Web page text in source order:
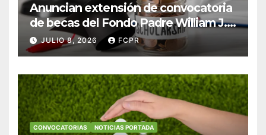
Anuncian extensión de convocatoria
de becas del Fondo Padre William J.
Hendricks, SJ para estudiantes del
Colegio San Ignacio
JULIO 8, 2026 FCPR
CONVOCATORIAS NOTICIAS PORTADA